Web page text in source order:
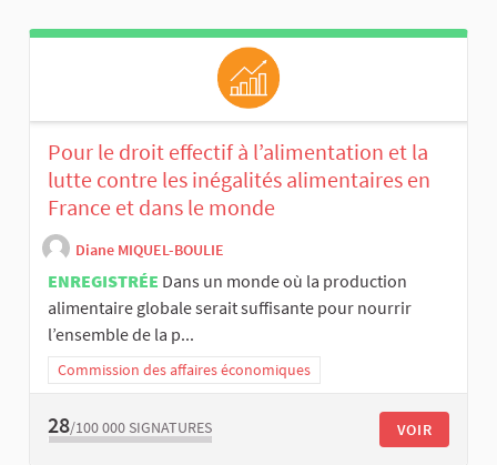
Pour le droit effectif à l’alimentation et la
lutte contre les inégalités alimentaires en
France et dans le monde
Diane MIQUEL-BOULIE
ENREGISTRÉE Dans un monde où la production
alimentaire globale serait suffisante pour nourrir
l’ensemble de la p...
Commission des affaires économiques
28/100 000 SIGNATURES VOIR